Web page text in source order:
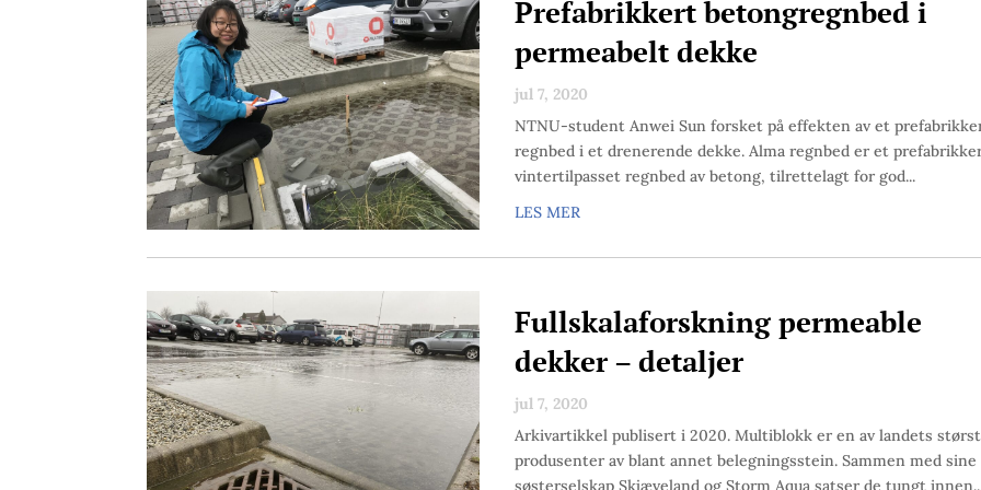
Prefabrikkert betongregnbed i
permeabelt dekke
jul 7, 2020
NTNU-student Anwei Sun forsket på effekten av et
regnbed i et drenerende dekke. Alma regnbed er et
vintertilpasset regnbed av betong, tilrettelagt for god...
LES MER
Fullskalaforskning permeable
dekker – detaljer
jul 7, 2020
Arkivartikkel publisert i 2020. Multiblokk er en av landets
produsenter av blant annet belegningsstein. Sammen med sine
søsterselskap Skjæveland og Storm Aqua satser de tungt